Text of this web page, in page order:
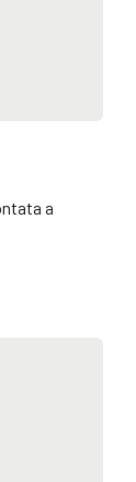
a